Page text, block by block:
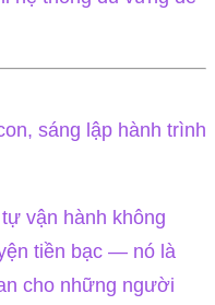
sáng lập hành trình
vận hành không
tiền bạc — nó là
cho những người